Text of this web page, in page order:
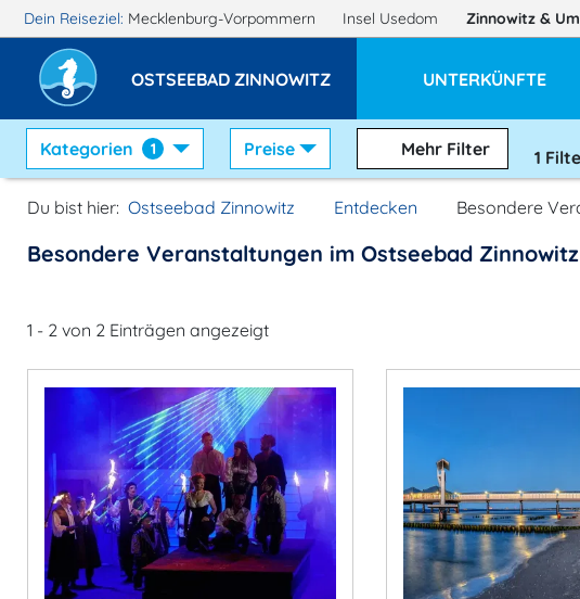
Dein Reiseziel: Mecklenburg-Vorpommern Insel Usedom Zinnowitz &
OSTSEEBAD ZINNOWITZ UNTERKÜNFTE
Kategorien 1 Preise Mehr Filter 1
Du bist hier: Ostseebad Zinnowitz Entdecken Besondere
Besondere Veranstaltungen im Ostseebad Zinnowitz
1 - 2 von 2 Einträgen angezeigt